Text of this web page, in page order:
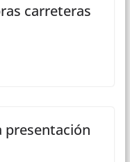
carreteras
presentación